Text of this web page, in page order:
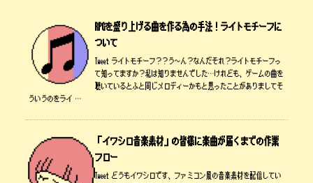
RPGを盛り上げる曲を作る為の手法！ライトモチーフに
ついて
Tweet ライトモチーフ？？う～ん？なんだそれ？ライトモチーフっ
て知ってますか？私は知りませんでした…けれども、ゲームの曲を
聴いているとふと同じメロディーかもと思ったことがありましてそ
ういうのをライ …
「イワシロ音楽素材」の皆様に楽曲が届くまでの作業
フロー
Tweet どうもイワシロです、ファミコン風の音楽素材を配信してい